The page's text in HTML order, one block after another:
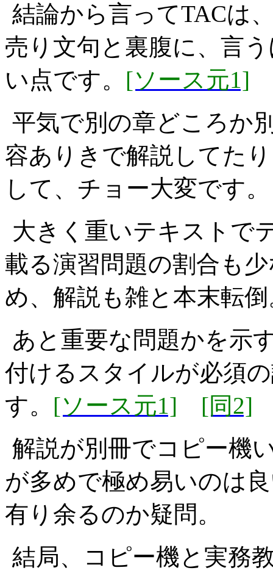
結論から言ってTACは
売り文句と裏腹に、言
い点です。 [ソース元1]
平気で別の章どころか
容ありきで解説してた
して、チョー大変です。
大きく重いテキストで
載る演習問題の割合も
め、解説も雑と本末転
あと重要な問題かを示
付けるスタイルが必須
す。 [ソース元1]
[同2]
解説が別冊でコピー機
が多めで極め易いのは
有り余るのか疑問。
結局、コピー機と実務